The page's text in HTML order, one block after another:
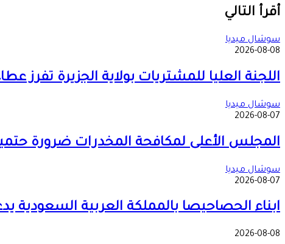
البريد
أقرأ التالي
سوشال ميديا
2026-08-08
اللجنة العليا للمشتريات بولاية الجزيرة تفرز
سوشال ميديا
2026-08-07
المجلس الأعلى لمكافحة المخدرات ضرورة
سوشال ميديا
2026-08-07
ابناء الحصاحيصا بالمملكة العربية السعودية يدعمون 9 مدارس
2026-08-08